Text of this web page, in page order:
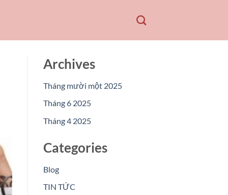
Archives
Tháng mười một 2025
Tháng 6 2025
Tháng 4 2025
Categories
Blog
TIN TỨC